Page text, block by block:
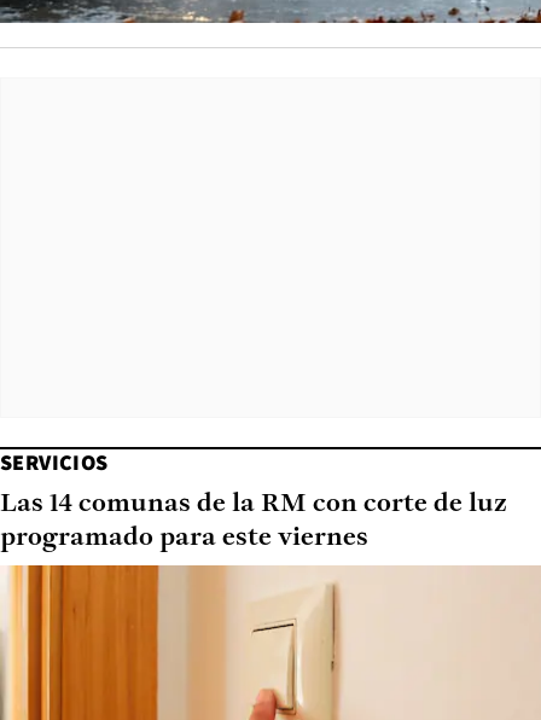
SERVICIOS
Las 14 comunas de la RM con corte de luz
programado para este viernes